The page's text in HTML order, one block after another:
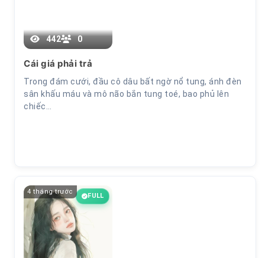
442 0
Cái giá phải trả
Trong đám cưới, đầu cô dâu bất ngờ nổ tung, ánh đèn
sân khấu máu và mô não bắn tung toé, bao phủ lên
chiếc…
4 tháng trước
FULL